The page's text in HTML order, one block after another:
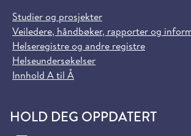
Studier og prosjekter
Veiledere, håndbøker, rapporter og
Helseregistre og andre registre
Helseundersøkelser
Innhold A til Å
HOLD DEG OPPDATERT